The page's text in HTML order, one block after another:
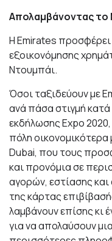
Απολαμβάνοντας το
Η Emirates
εξοικονόμησης
Ντουμπάι.
Όσοι ταξιδεύουν με
ανά πάσα στιγμή κατά
εκδήλωσης Expo
πόλη οικονομικότερα
Dubai, που τους
και προνόμια σε
αγορών, εστίασης
της κάρτας
λαμβάνουν επίσης κι
για να απολαύσουν